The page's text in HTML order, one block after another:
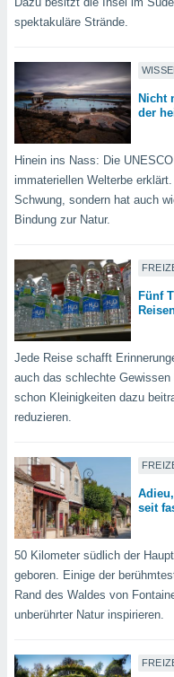
oder
um
dieser
Adressen
zu
und diese
Einige
eines
dem Sie
dies zu
jederzeit
der
indem
" oder
oder
spektakuläre Strände.
Nicht
der
Hinein ins Nass: Die
immateriellen Welterbe
Schwung, sondern hat auch
Bindung zur Natur.
Fünf
Jede Reise schafft
auch das schlechte
schon Kleinigkeiten dazu
reduzieren.
seit
50 Kilometer südlich der
geboren. Einige der
Rand des Waldes von
unberührter Natur inspirieren.